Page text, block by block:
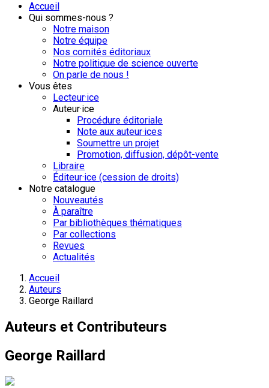
Accueil
Qui sommes-nous ?
Notre maison
Notre équipe
Nos comités éditoriaux
Notre politique de science ouverte
On parle de nous !
Vous êtes
Lecteur·ice
Auteur·ice
Procédure éditoriale
Note aux auteur·ices
Soumettre un projet
Promotion, diffusion, dépôt-vente
Libraire
Éditeur·ice (cession de droits)
Notre catalogue
Nouveautés
À paraître
Par bibliothèques thématiques
Par collections
Revues
Actualités
Accueil
Auteurs
George Raillard
Auteurs et Contributeurs
George Raillard